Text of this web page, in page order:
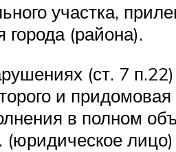
участка,
(района).
(ст. 7
и придомовая
в полном